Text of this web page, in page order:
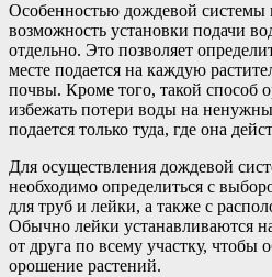
Особенностью дождевой системы
возможность установки подачи
отдельно. Это позволяет
месте подается на каждую
почвы. Кроме того, такой способ
избежать потери воды на
подается только туда, где она
Для осуществления дождевой
необходимо определиться с
для труб и лейки, а также с
Обычно лейки устанавливаются
от друга по всему участку, чтобы
орошение растений.